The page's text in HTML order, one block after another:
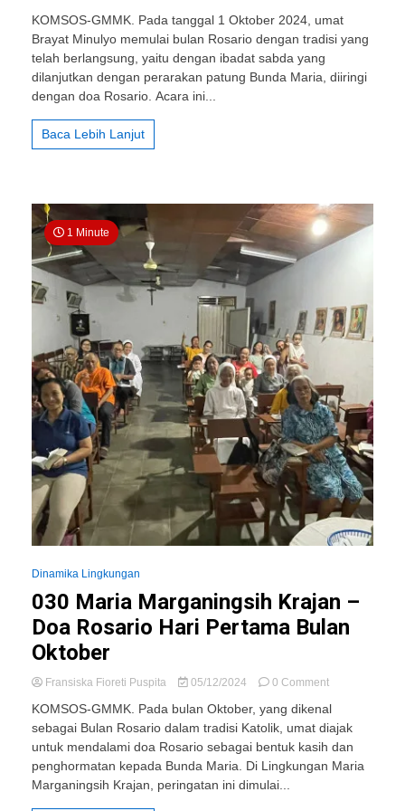
Brayat
Minulyo
II
KOMSOS-GMMK. Pada tanggal 1 Oktober 2024, umat
Brayat Minulyo memulai bulan Rosario dengan tradisi yang
telah berlangsung, yaitu dengan ibadat sabda yang
dilanjutkan dengan perarakan patung Bunda Maria, diiringi
dengan doa Rosario. Acara ini...
Baca Lebih Lanjut
1 Minute
Dinamika Lingkungan
030 Maria Marganingsih Krajan –
Doa Rosario Hari Pertama Bulan
Oktober
Fransiska Fioreti Puspita 05/12/2024 0 Commenton
Maria
Marganingsih
Krajan
–
KOMSOS-GMMK. Pada bulan Oktober, yang dikenal
sebagai Bulan Rosario dalam tradisi Katolik, umat diajak
untuk mendalami doa Rosario sebagai bentuk kasih dan
penghormatan kepada Bunda Maria. Di Lingkungan Maria
Marganingsih Krajan, peringatan ini dimulai...